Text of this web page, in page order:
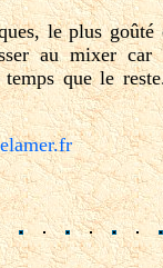
le plus goûté
au mixer
que le